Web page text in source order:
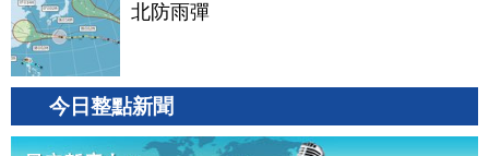
北防雨彈
今日整點新聞